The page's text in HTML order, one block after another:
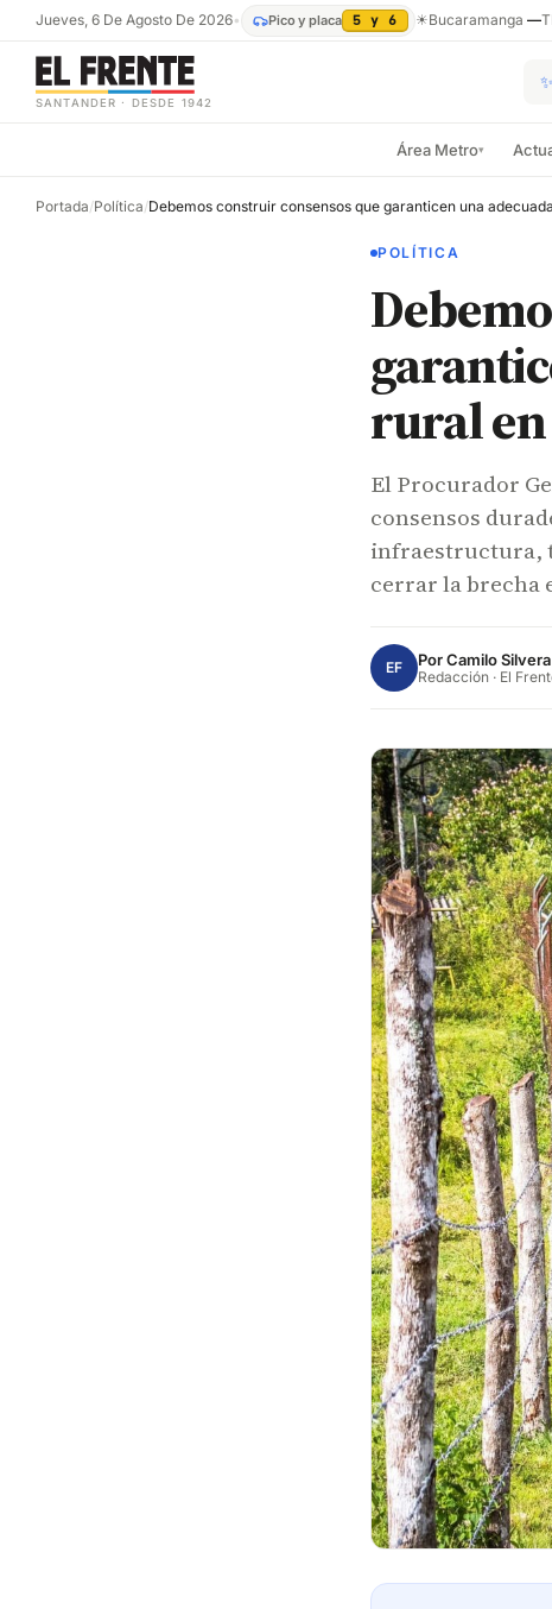
Jueves, 6 De Agosto De 2026• Pico y placa 5 y 6 ☀Bucaramanga —
SANTANDER · DESDE 1942
✨
Área Metro▾
Portada/Política/
POLÍTICA
rural
El Procurador
consensos
infraestructura,
cerrar la brecha
EF PorCamilo Silvera
Redacción · El